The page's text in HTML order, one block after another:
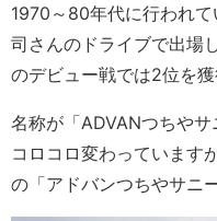
1970～80年代に行われ
司さんのドライブで出場
のデビュー戦では2位を獲
名称が「ADVANつちや
コロコロ変わっています
の「アドバンつちやサニ